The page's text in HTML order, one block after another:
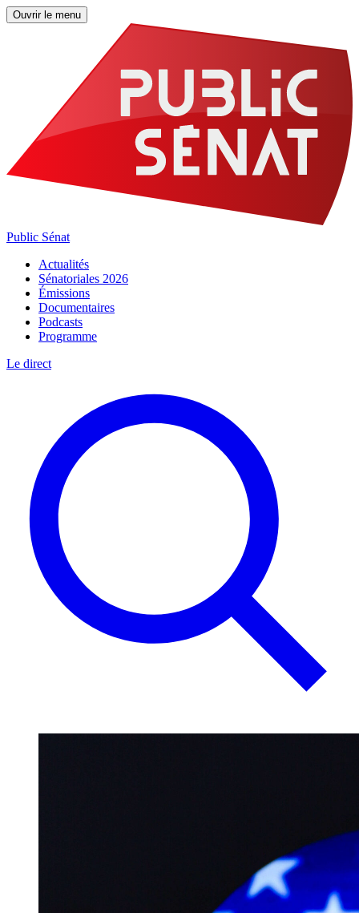
Ouvrir le menu
Public Sénat
Actualités
Sénatoriales 2026
Émissions
Documentaires
Podcasts
Programme
Le direct